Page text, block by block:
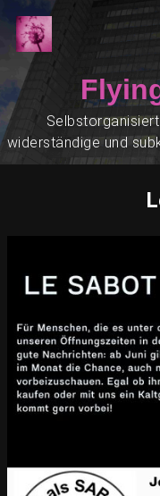
widerständige und